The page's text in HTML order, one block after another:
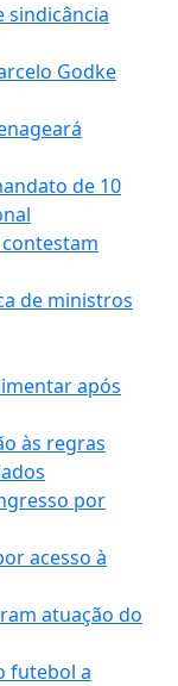
sindicância
Godke
de 10
de ministros
após
às regras
por
acesso à
atuação do
futebol a